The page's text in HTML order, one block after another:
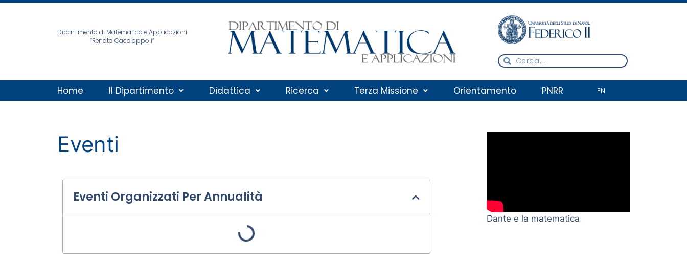
Dipartimento di Matematica e Applicazioni
“Renato Caccioppoli”
Home Il Dipartimento Didattica Ricerca Terza Missione Orientamento PNRR EN
Eventi
Eventi Organizzati Per Annualità
Dante e la matematica